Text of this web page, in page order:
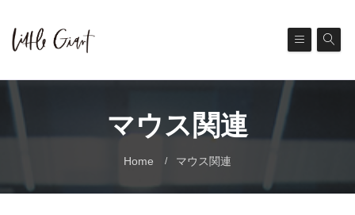
マウス関連
Home マウス関連